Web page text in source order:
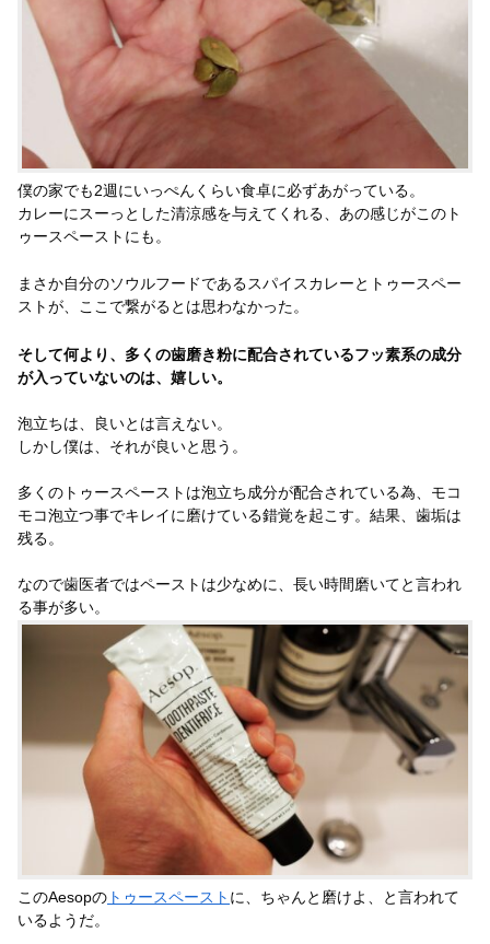
僕の家でも2週にいっぺんくらい食卓に必ずあがっている。
カレーにスーっとした清涼感を与えてくれる、あの感じがこのト
ゥースペーストにも。
まさか自分のソウルフードであるスパイスカレーとトゥースペー
ストが、ここで繋がるとは思わなかった。
そして何より、多くの歯磨き粉に配合されているフッ素系の成分
が入っていないのは、嬉しい。
泡立ちは、良いとは言えない。
しかし僕は、それが良いと思う。
多くのトゥースペーストは泡立ち成分が配合されている為、モコ
モコ泡立つ事でキレイに磨けている錯覚を起こす。結果、歯垢は
残る。
なので歯医者ではペーストは少なめに、長い時間磨いてと言われ
る事が多い。
このAesopの トゥースペースト に、ちゃんと磨けよ、と言われて
いるようだ。